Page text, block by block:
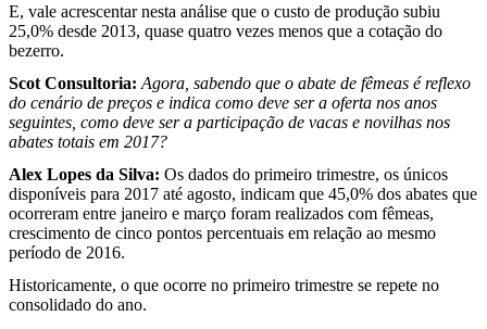
E, vale acrescentar nesta análise que o custo de produção subiu
25,0% desde 2013, quase quatro vezes menos que a cotação do
bezerro.
Scot Consultoria: Agora, sabendo que o abate de fêmeas é reflexo
do cenário de preços e indica como deve ser a oferta nos anos
seguintes, como deve ser a participação de vacas e novilhas nos
abates totais em 2017?
Alex Lopes da Silva: Os dados do primeiro trimestre, os únicos
disponíveis para 2017 até agosto, indicam que 45,0% dos abates que
ocorreram entre janeiro e março foram realizados com fêmeas,
crescimento de cinco pontos percentuais em relação ao mesmo
período de 2016.
Historicamente, o que ocorre no primeiro trimestre se repete no
consolidado do ano.